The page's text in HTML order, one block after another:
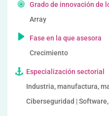
Grado de innovación de
Array
Fase en la que asesora
Crecimiento
Especialización sectorial
Industria, manufactura,
Ciberseguridad |